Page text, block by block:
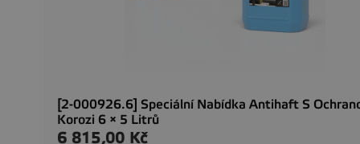
[2-000926.6] Speciální Nabídka Antihaft S
Korozi 6 × 5 Litrů
Cena
6 815,00 Kč